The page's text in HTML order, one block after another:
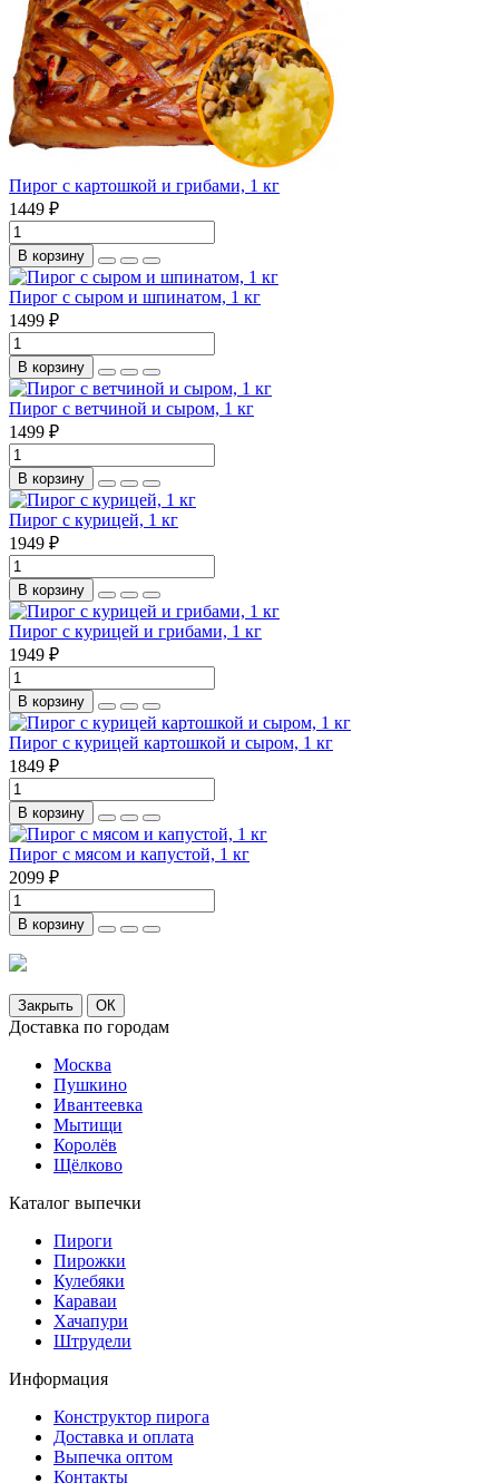
Пирог с картошкой и грибами, 1 кг
1449 ₽
В корзину
Пирог с сыром и шпинатом, 1 кг
1499 ₽
В корзину
Пирог с ветчиной и сыром, 1 кг
1499 ₽
В корзину
Пирог с курицей, 1 кг
1949 ₽
В корзину
Пирог с курицей и грибами, 1 кг
1949 ₽
В корзину
Пирог с курицей картошкой и сыром, 1 кг
1849 ₽
В корзину
Пирог с мясом и капустой, 1 кг
2099 ₽
В корзину
Закрыть ОК
Доставка по городам
Москва
Пушкино
Ивантеевка
Мытищи
Королёв
Щёлково
Каталог выпечки
Пироги
Пирожки
Кулебяки
Караваи
Хачапури
Штрудели
Информация
Конструктор пирога
Доставка и оплата
Выпечка оптом
Контакты